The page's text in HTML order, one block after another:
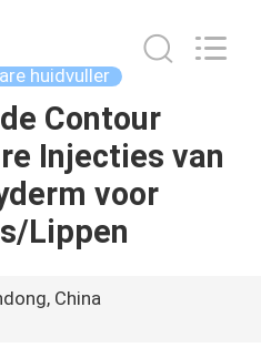
huidvuller
Contour
Injecties van
voor
Lippen
China